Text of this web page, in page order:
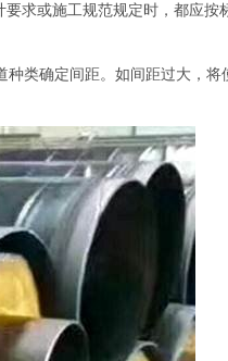
求或施工规范规定时，都应按
类确定间距。如间距过大，将